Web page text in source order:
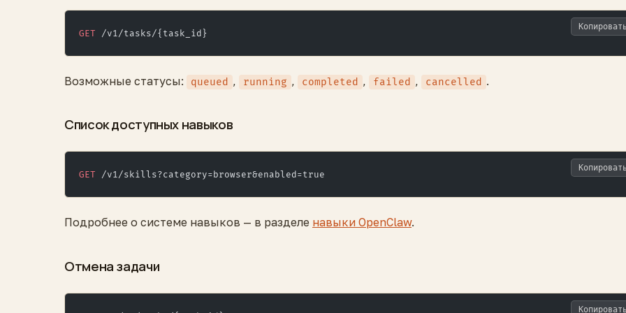
GET /v1/tasks/{task_id}
Возможные статусы: queued , running , completed , failed , cancelled .
Список доступных навыков
GET /v1/skills?category=browser&enabled=true
Подробнее о системе навыков — в разделе навыки OpenClaw.
Отмена задачи